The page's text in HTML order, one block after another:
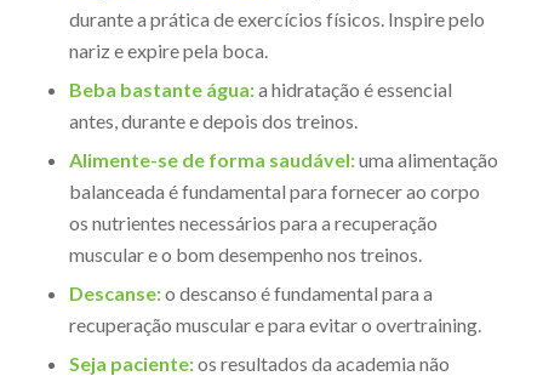
durante a prática de exercícios físicos. Inspire pelo
nariz e expire pela boca.
Beba bastante água:a hidratação é essencial
antes, durante e depois dos treinos.
Alimente-se de forma saudável:uma alimentação
balanceada é fundamental para fornecer ao corpo
os nutrientes necessários para a recuperação
muscular e o bom desempenho nos treinos.
Descanse:o descanso é fundamental para a
recuperação muscular e para evitar o overtraining.
Seja paciente:os resultados da academia não